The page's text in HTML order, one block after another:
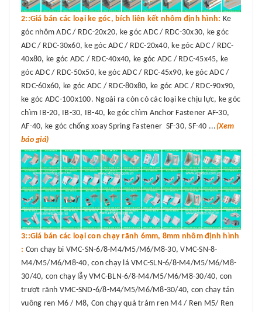
2::Giá bán các loại ke góc, bích liên kết nhôm định hình: Ke
góc nhôm ADC / RDC-20x20, ke góc ADC / RDC-30x30, ke góc
ADC / RDC-30x60, ke góc ADC / RDC-20x40, ke góc ADC / RDC-
40x80, ke góc ADC / RDC-40x40, ke góc ADC / RDC-45x45, ke
góc ADC / RDC-50x50, ke góc ADC / RDC-45x90, ke góc ADC /
RDC-60x60, ke góc ADC / RDC-80x80, ke góc ADC / RDC-90x90,
ke góc ADC-100x100. Ngoài ra còn có các loại ke chịu lực, ke góc
chìm IB-20, IB-30, IB-40, ke góc chìm Anchor Fastener AF-30,
AF-40, ke góc chống xoay Spring Fastener SF-30, SF-40 ... (Xem
báo giá)
3::Giá bán các loại con chạy rãnh 6mm, 8mm nhôm định hình
: Con chạy bi VMC-SN-6/8-M4/M5/M6/M8-30, VMC-SN-8-
M4/M5/M6/M8-40, con chạy lá VMC-SLN-6/8-M4/M5/M6/M8-
30/40, con chạy lẫy VMC-BLN-6/8-M4/M5/M6/M8-30/40, con
trượt rãnh VMC-SND-6/8-M4/M5/M6/M8-30/40, con chạy tán
vuông ren M6 / M8, Con chạy quả trám ren M4 / Ren M5/ Ren